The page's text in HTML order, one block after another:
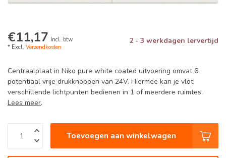
€11,17 Incl. btw
* Excl. Verzendkosten
2 - 3 werkdagen lervertijd
Centraalplaat in Niko pure white coated uitvoering omvat 6
potentiaal vrije drukknoppen van 24V. Hiermee kan je vlot
verschillende lichtpunten bedienen in 1 of meerdere ruimtes.
Lees meer.
Toevoegen aan winkelwagen